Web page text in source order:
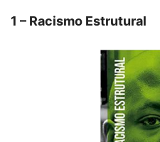
1 – Racismo Estrutural